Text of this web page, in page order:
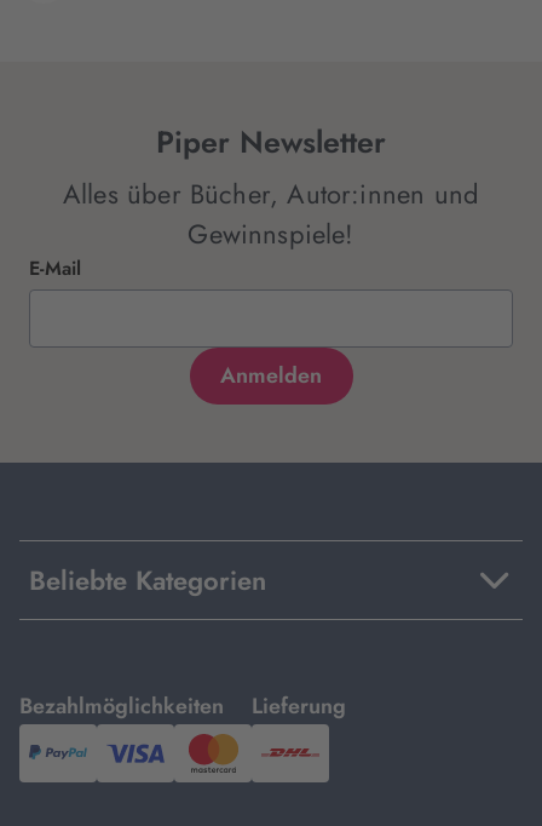
Piper Newsletter
Alles über Bücher, Autor:innen und
Gewinnspiele!
E-Mail
Beliebte Kategorien
Bezahlmöglichkeiten
mit
PayPal,Visa
und
Lieferung
mit
DHL.